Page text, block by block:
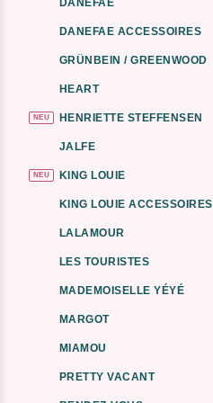
DANEFAE
DANEFAE ACCESSOIRES
GRÜNBEIN / GREENWOOD
HEART
NEU HENRIETTE STEFFENSEN
JALFE
NEU KING LOUIE
KING LOUIE ACCESSOIRES
LALAMOUR
LES TOURISTES
MADEMOISELLE YÉYÉ
MARGOT
MIAMOU
PRETTY VACANT